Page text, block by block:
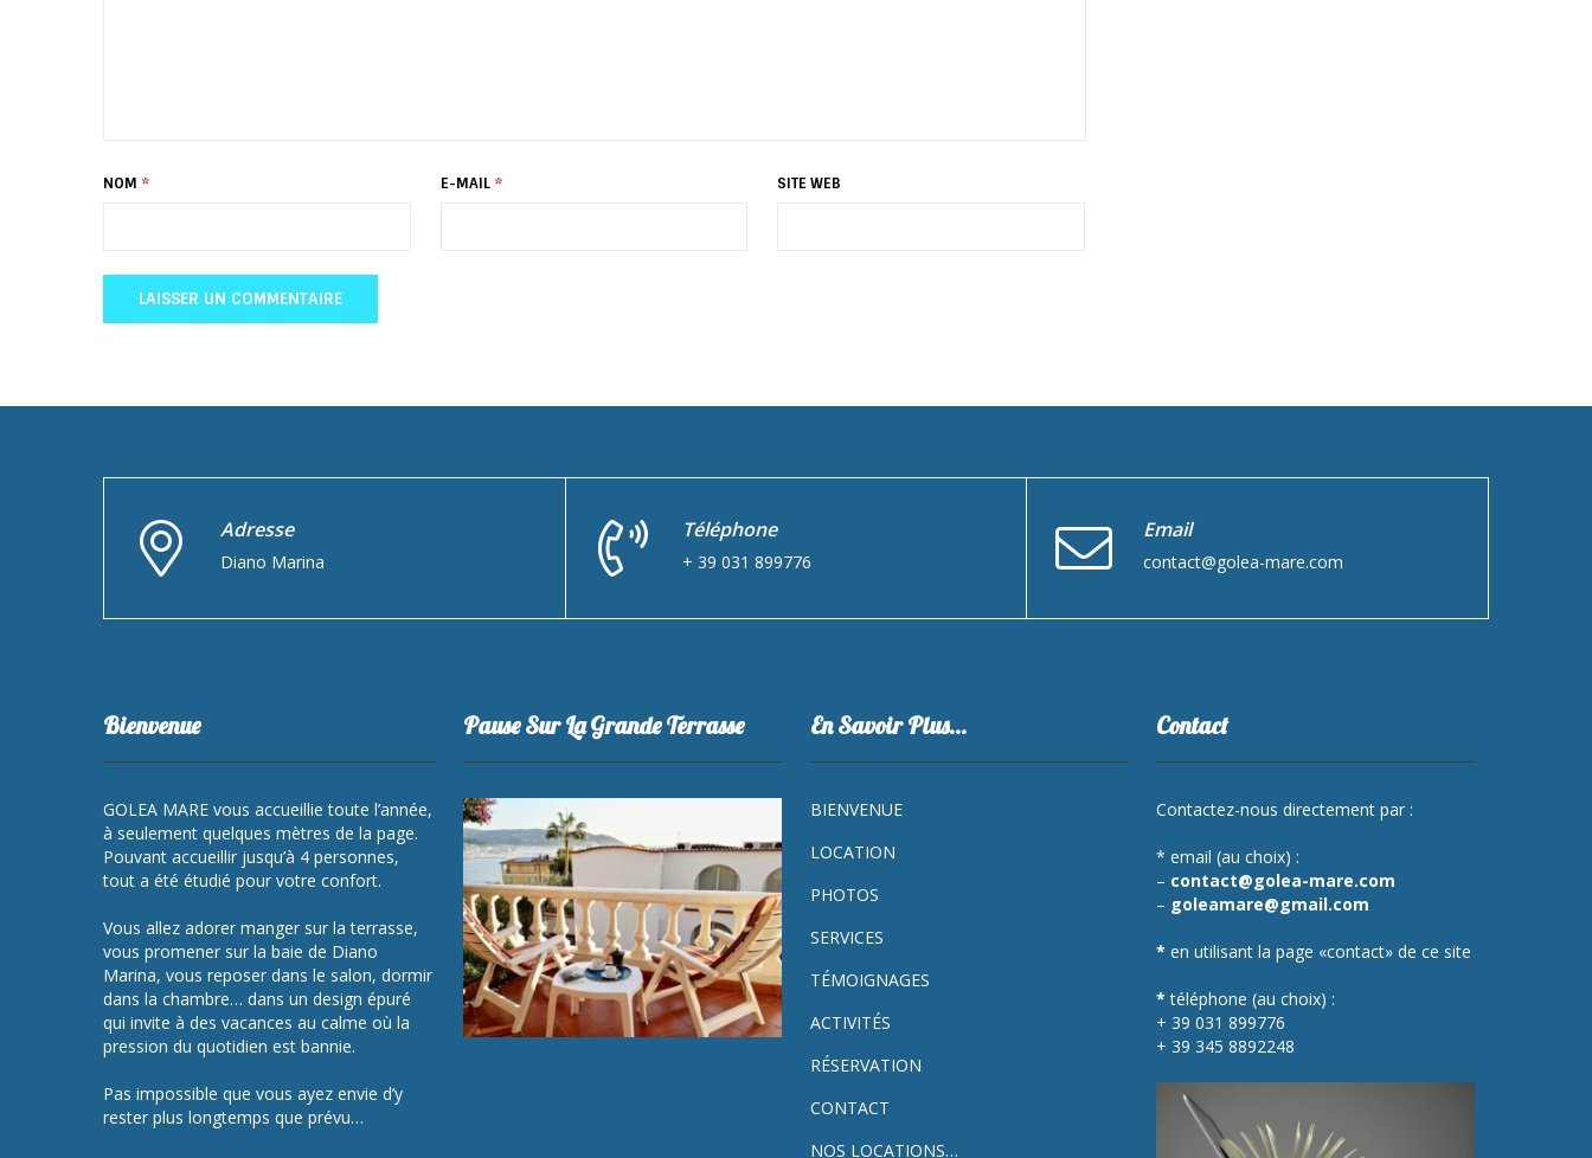
NOM * E-MAIL * SITE WEB
Adresse
Diano Marina
Téléphone
+ 39 031 899776
Email
contact@golea-mare.com
Bienvenue
GOLEA MARE vous accueillie toute l’année,
à seulement quelques mètres de la page.
Pouvant accueillir jusqu’à 4 personnes,
tout a été étudié pour votre confort.
Vous allez adorer manger sur la terrasse,
vous promener sur la baie de Diano
Marina, vous reposer dans le salon, dormir
dans la chambre… dans un design épuré
qui invite à des vacances au calme où la
pression du quotidien est bannie.
Pas impossible que vous ayez envie d’y
rester plus longtemps que prévu…
Pause Sur La Grande Terrasse En Savoir Plus…
BIENVENUE
LOCATION
PHOTOS
SERVICES
TÉMOIGNAGES
ACTIVITÉS
RÉSERVATION
CONTACT
NOS LOCATIONS…
Contact
Contactez-nous directement par :
* email (au choix) :
– contact@golea-mare.com
– goleamare@gmail.com
* en utilisant la page «contact» de ce site
* téléphone (au choix) :
+ 39 031 899776
+ 39 345 8892248